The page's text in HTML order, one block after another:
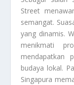
Street
semangat.
yang dinamis.
menikmati
mendapatkan
budaya lokal.
Singapura